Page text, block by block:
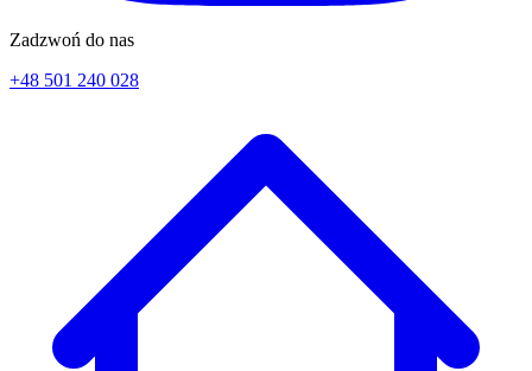
Zadzwoń do nas
+48 501 240 028